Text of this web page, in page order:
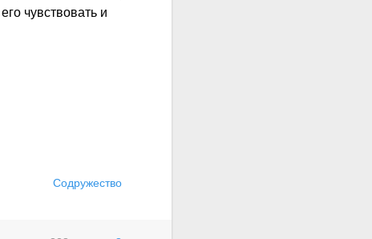
чувствовать и
Содружество